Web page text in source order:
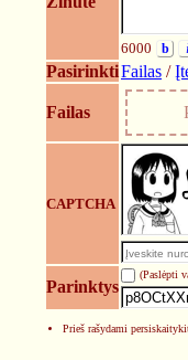
6000 b i
PasirinktiFailas /
Failas
CAPTCHA
Parinktys
(Paslėpti
Prieš rašydami